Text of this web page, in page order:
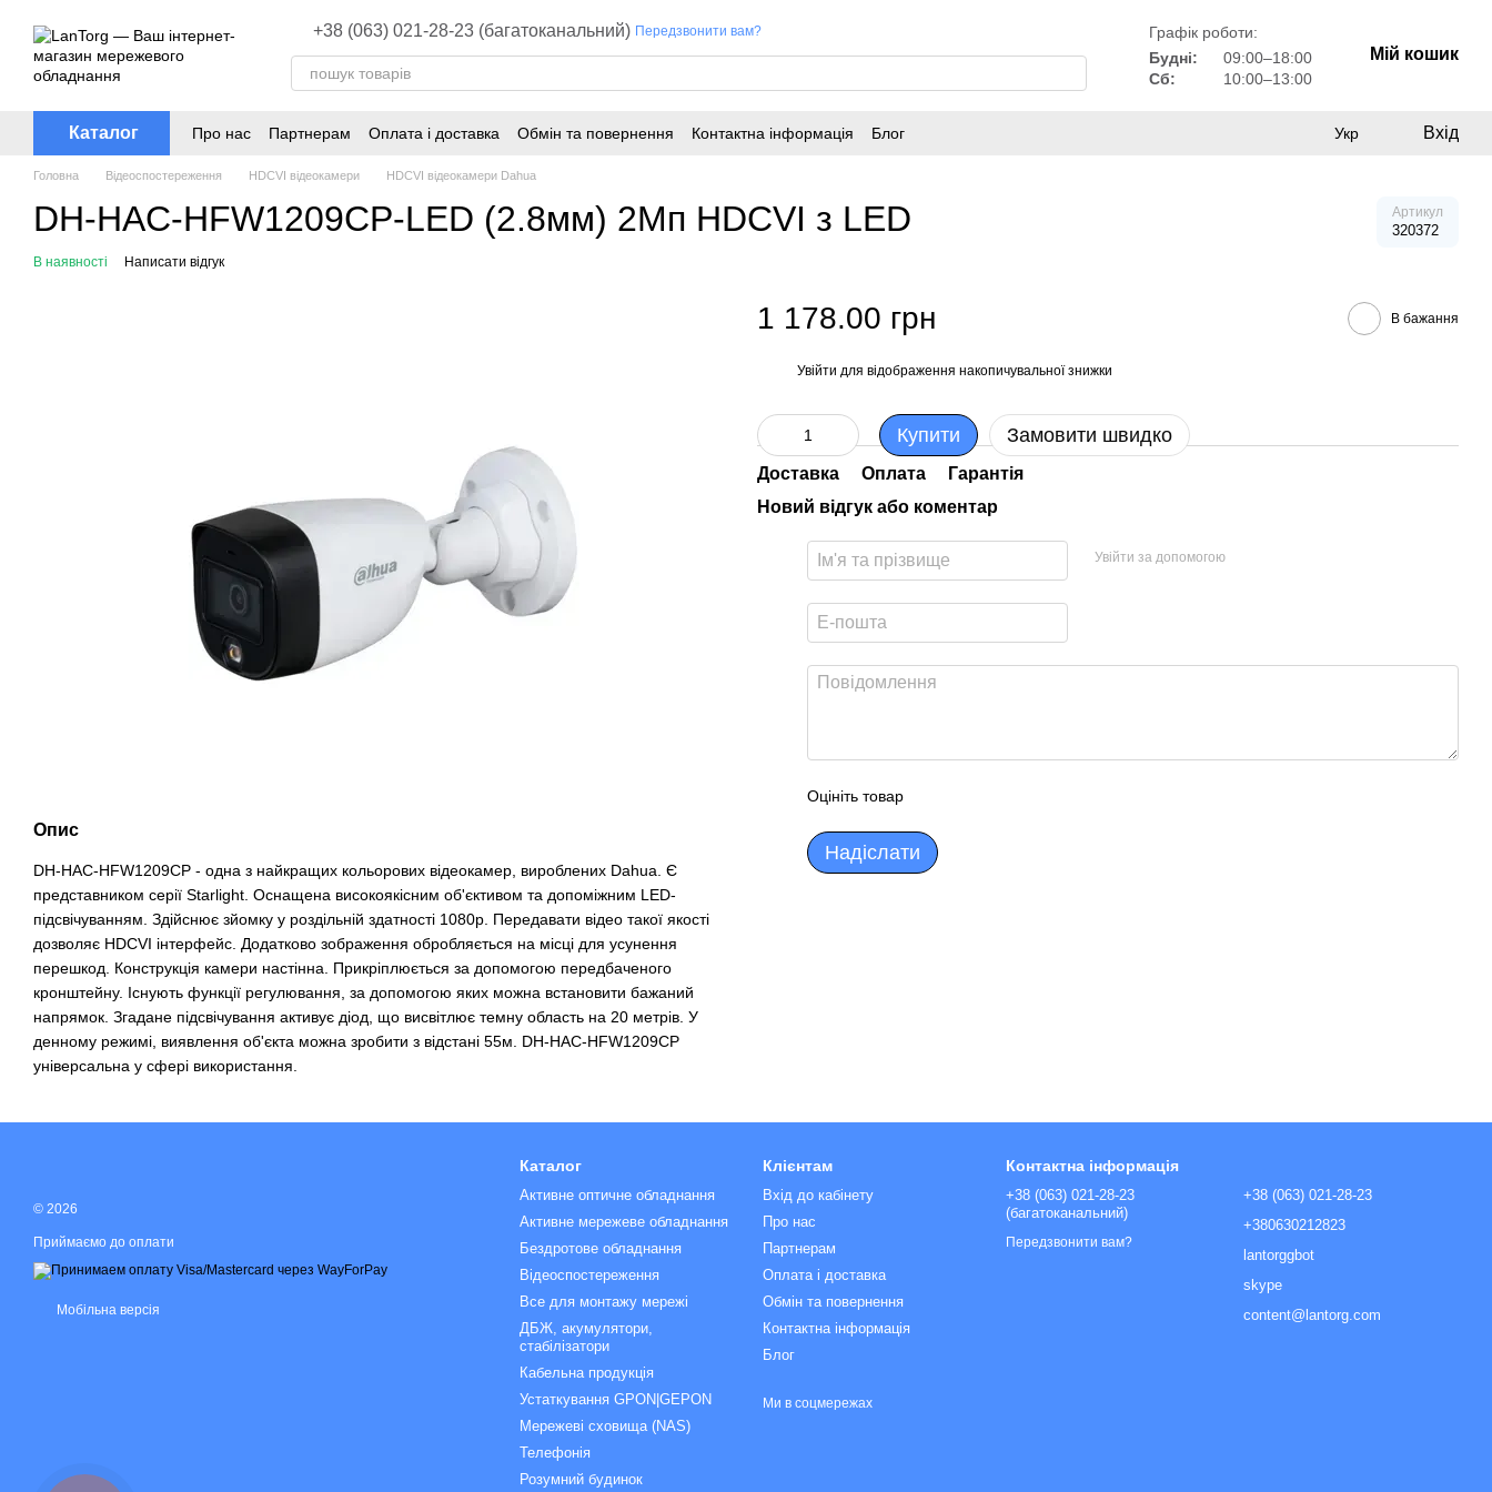
+38 (063) 021-28-23 (багатоканальний) Передзвонити вам?
Графік роботи:
Будні:
09:00–18:00
Сб:
10:00–13:00
Мій кошик
Каталог Про нас Партнерам Оплата і доставка Обмін та повернення Контактна інформація Блог Укр Вхід
Головна Відеоспостереження HDCVI відеокамери HDCVI відеокамери Dahua
DH-HAC-HFW1209CP-LED (2.8мм) 2Mп HDCVI з LED Артикул
320372
В наявності Написати відгук
Опис
DH-HAC-HFW1209CP - одна з найкращих кольорових відеокамер, вироблених Dahua. Є
представником серії Starlight. Оснащена високоякісним об'єктивом та допоміжним LED-
підсвічуванням. Здійснює зйомку у роздільній здатності 1080p. Передавати відео такої якості
дозволяє HDCVI інтерфейс. Додатково зображення обробляється на місці для усунення
перешкод. Конструкція камери настінна. Прикріплюється за допомогою передбаченого
кронштейну. Існують функції регулювання, за допомогою яких можна встановити бажаний
напрямок. Згадане підсвічування активує діод, що висвітлює темну область на 20 метрів. У
денному режимі, виявлення об'єкта можна зробити з відстані 55м. DH-HAC-HFW1209CP
універсальна у сфері використання.
1 178.00 грн В бажання
Увійти для відображення накопичувальної знижки
Купити Замовити швидко
Доставка Оплата
Гарантія
Новий відгук або коментар
Увійти за допомогою
Оцініть товар
Надіслати
© 2026
Приймаємо до оплати
Мобільна версія
Каталог
Активне оптичне обладнання
Активне мережеве обладнання
Бездротове обладнання
Відеоспостереження
Все для монтажу мережі
ДБЖ, акумулятори,
стабілізатори
Кабельна продукція
Устаткування GPON|GEPON
Мережеві сховища (NAS)
Телефонія
Розумний будинок
Клієнтам
Вхід до кабінету
Про нас
Партнерам
Оплата і доставка
Обмін та повернення
Контактна інформація
Блог
Ми в соцмережах
Контактна інформація
+38 (063) 021-28-23
(багатоканальний)
Передзвонити вам?
+38 (063) 021-28-23
+380630212823
lantorggbot
skype
content@lantorg.com